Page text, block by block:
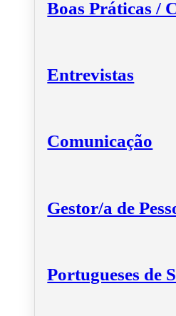
Boas Práticas /
Entrevistas
Comunicação
Gestor/a de
Portugueses de